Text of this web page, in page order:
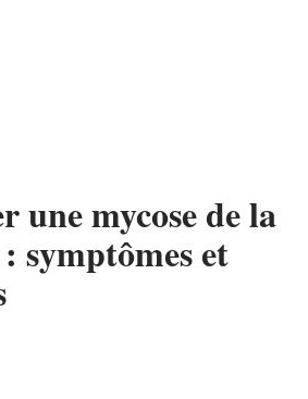
une mycose de la
symptômes et